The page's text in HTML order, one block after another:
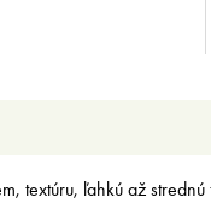
textúru, ľahkú až